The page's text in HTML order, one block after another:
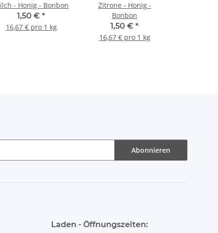
- Honig - Bonbon
1,50 € *
16,67 € pro 1 kg
Zitrone - Honig -
Bonbon
1,50 € *
16,67 € pro 1 kg
Abonnieren
Laden - Öffnungszeiten: